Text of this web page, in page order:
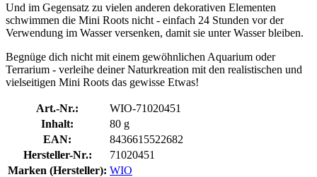
Und im Gegensatz zu vielen anderen dekorativen Elementen
schwimmen die Mini Roots nicht - einfach 24 Stunden vor der
Verwendung im Wasser versenken, damit sie unter Wasser bleiben.
Begnüge dich nicht mit einem gewöhnlichen Aquarium oder
Terrarium - verleihe deiner Naturkreation mit den realistischen und
vielseitigen Mini Roots das gewisse Etwas!
Art.-Nr.:
WIO-71020451
Inhalt:
80 g
EAN:
8436615522682
Hersteller-Nr.:
71020451
Marken (Hersteller): WIO